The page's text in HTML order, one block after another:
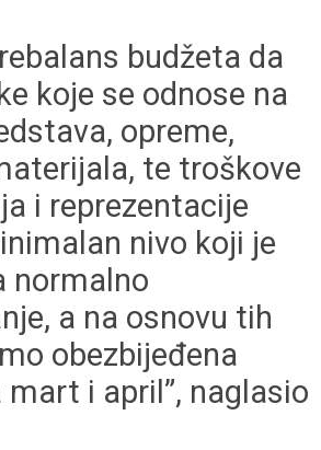
budžeta da
koje se odnose na
opreme,
te troškove
i reprezentacije
nivo koji je
normalno
a na osnovu tih
obezbijeđena
i april”, naglasio